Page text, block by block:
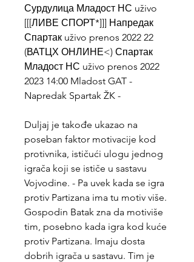
Сурдулица Младост НС uživo
[[[ЛИВЕ СПОРТ*]]] Напредак
Спартак uživo prenos 2022 22
(ВАТЦХ ОНЛИНЕ<) Спартак
Младост НС uživo prenos 2022
2023 14:00 Mladost GAT -
Napredak Spartak ŽK -
Duljaj je takođe ukazao na
poseban faktor motivacije kod
protivnika, ističući ulogu jednog
igrača koji se ističe u sastavu
Vojvodine. - Pa uvek kada se igra
protiv Partizana ima tu motiv više.
Gospodin Batak zna da motiviše
tim, posebno kada igra kod kuće
protiv Partizana. Imaju dosta
dobrih igrača u sastavu. Tim je